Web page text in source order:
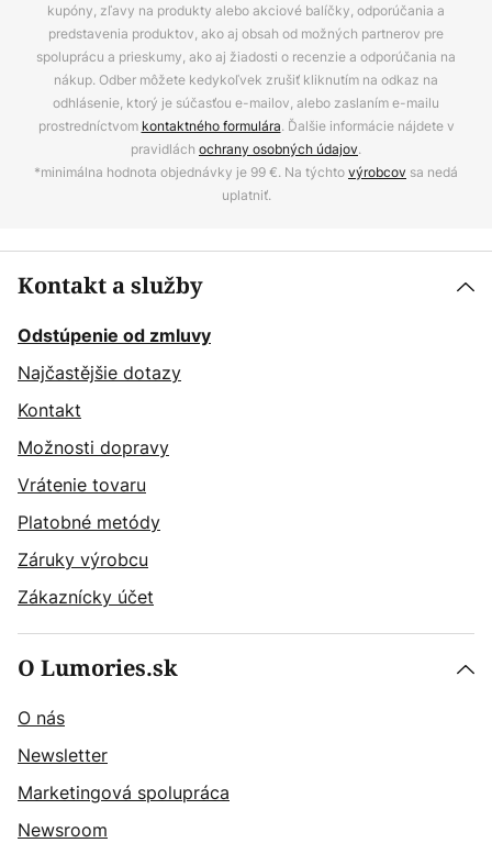
kupóny, zľavy na produkty alebo akciové balíčky, odporúčania a
predstavenia produktov, ako aj obsah od možných partnerov pre
spoluprácu a prieskumy, ako aj žiadosti o recenzie a odporúčania na
nákup. Odber môžete kedykoľvek zrušiť kliknutím na odkaz na
odhlásenie, ktorý je súčasťou e-mailov, alebo zaslaním e-mailu
prostredníctvom kontaktného formulára. Ďalšie informácie nájdete v
pravidlách ochrany osobných údajov.
*minimálna hodnota objednávky je 99 €. Na týchtovýrobcov sa nedá
uplatniť.
Kontakt a služby
Odstúpenie od zmluvy
Najčastějšie dotazy
Kontakt
Možnosti dopravy
Vrátenie tovaru
Platobné metódy
Záruky výrobcu
Zákaznícky účet
O Lumories.sk
O nás
Newsletter
Marketingová spolupráca
Newsroom